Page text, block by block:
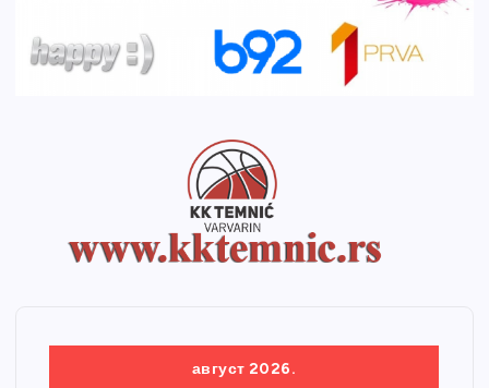
август 2026.